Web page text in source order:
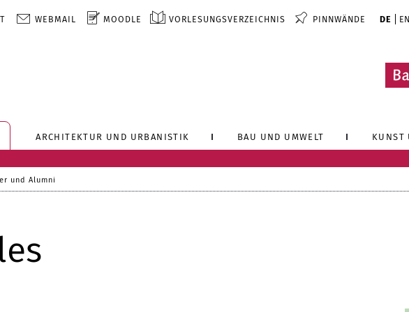
WEBMAIL MOODLE VORLESUNGSVERZEICHNIS PINNWÄNDE DE EN
ARCHITEKTUR UND URBANISTIK BAU UND UMWELT KUNST
und Alumni